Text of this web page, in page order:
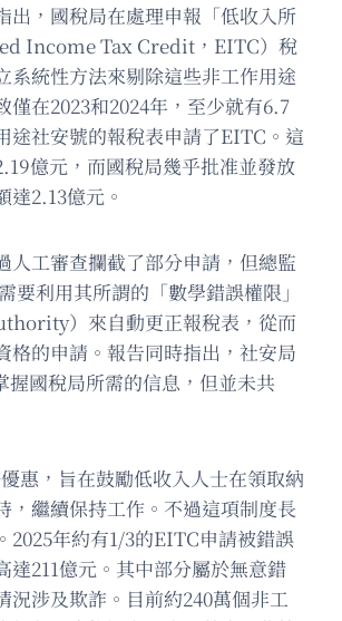
出，國稅局在處理申報「低收入所
Income Tax Credit，EITC）稅
系統性方法來剔除這些非工作用途
僅在2023和2024年，至少就有6.7
途社安號的報稅表申請了EITC。這
億元，而國稅局幾乎批准並發放
達2.13億元。
人工審查攔截了部分申請，但總監
要利用其所謂的「數學錯誤權限」
）來自動更正報稅表，從而
格的申請。報告同時指出，社安局
握國稅局所需的信息，但並未共
惠，旨在鼓勵低收入人士在領取納
，繼續保持工作。不過這項制度長
2025年約有1/3的EITC申請被錯誤
達211億元。其中部分屬於無意錯
況涉及欺詐。目前約240萬個非工